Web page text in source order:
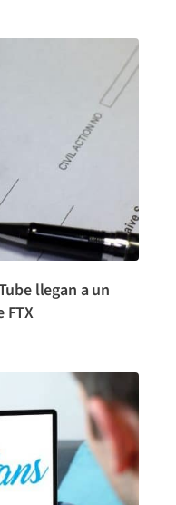
llegan a un
FTX